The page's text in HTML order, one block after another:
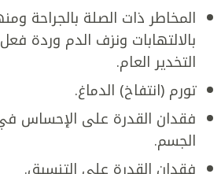
المخاطر ذات الصلة بالجراحة
بالالتهابات ونزف الدم وردة
التخدير العام.
تورم (انتفاخ) الدماغ.
فقدان القدرة على الإحساس
الجسم.